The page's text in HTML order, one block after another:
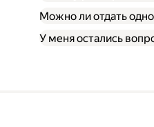
Можно ли отдать
У меня остались